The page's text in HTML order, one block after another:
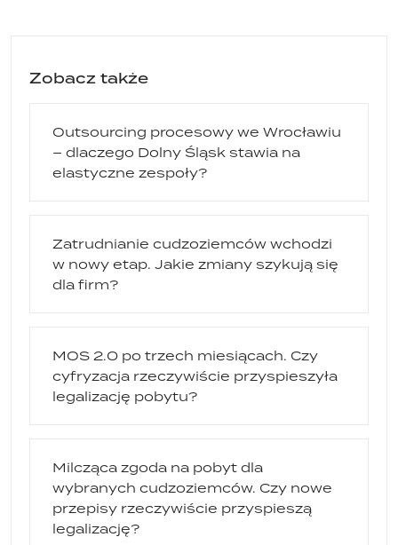
Zobacz także
Outsourcing procesowy we Wrocławiu
– dlaczego Dolny Śląsk stawia na
elastyczne zespoły?
Zatrudnianie cudzoziemców wchodzi
w nowy etap. Jakie zmiany szykują się
dla firm?
MOS 2.0 po trzech miesiącach. Czy
cyfryzacja rzeczywiście przyspieszyła
legalizację pobytu?
Milcząca zgoda na pobyt dla
wybranych cudzoziemców. Czy nowe
przepisy rzeczywiście przyspieszą
legalizację?